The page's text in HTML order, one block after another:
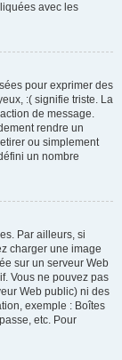
avec les
pour exprimer des
:( signifie triste. La
de message.
rendre un
ou simplement
un nombre
Par ailleurs, si
charger une image
sur un serveur Web
Vous ne pouvez pas
Web public) ni des
exemple : Boîtes
etc. Pour